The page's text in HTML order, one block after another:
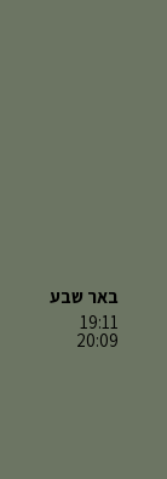
באר שבע
19:11
20:09